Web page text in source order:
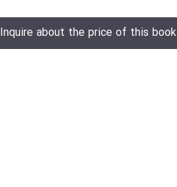
Inquire about the price of this book